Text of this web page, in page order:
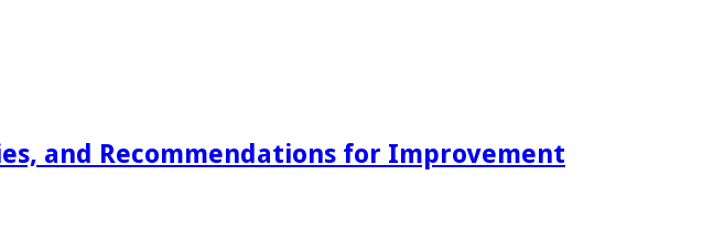
and Recommendations for Improvement